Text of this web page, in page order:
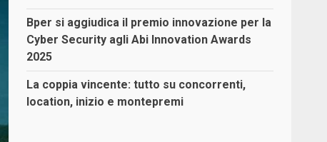
Bper si aggiudica il premio innovazione per la
Cyber Security agli Abi Innovation Awards
2025
La coppia vincente: tutto su concorrenti,
location, inizio e montepremi